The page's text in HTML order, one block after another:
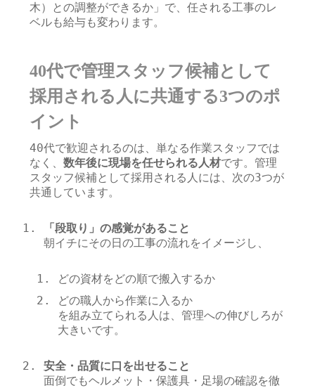
木）との調整ができるか」で、任される工事のレ
ベルも給与も変わります。
40代で管理スタッフ候補として
採用される人に共通する3つのポ
イント
40代で歓迎されるのは、単なる作業スタッフでは
なく、数年後に現場を任せられる人材です。管理
スタッフ候補として採用される人には、次の3つが
共通しています。
「段取り」の感覚があること
朝イチにその日の工事の流れをイメージし、
どの資材をどの順で搬入するか
どの職人から作業に入るか
を組み立てられる人は、管理への伸びしろが
大きいです。
安全・品質に口を出せること
面倒でもヘルメット・保護具・足場の確認を徹